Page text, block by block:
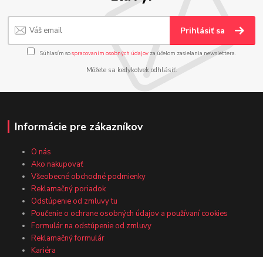
Prihlásiť sa
Súhlasím sospracovaním osobných údajov za účelom zasielania newslettera.
Môžete sa kedykoľvek odhlásiť.
Informácie pre zákazníkov
O nás
Ako nakupovať
Všeobecné obchodné podmienky
Reklamačný poriadok
Odstúpenie od zmluvy tu
Poučenie o ochrane osobných údajov a používaní cookies
Formulár na odstúpenie od zmluvy
Reklamačný formulár
Kariéra